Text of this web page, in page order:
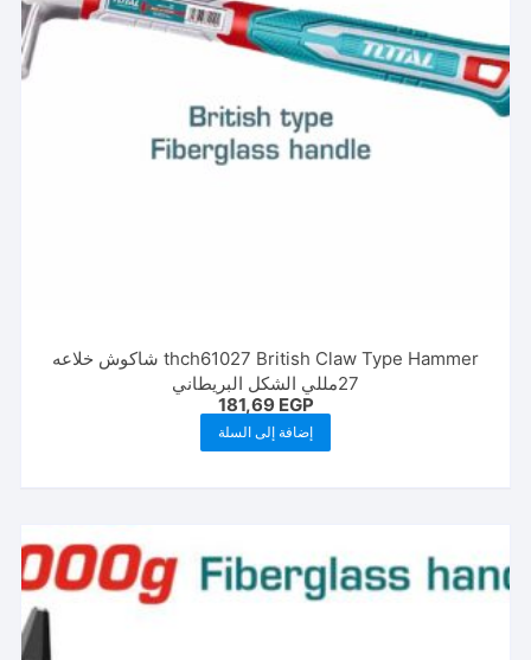
thch61027 British Claw Type Hammer شاكوش خلاعه
27مللي الشكل البريطاني
181,69 EGP
إضافة إلى السلة